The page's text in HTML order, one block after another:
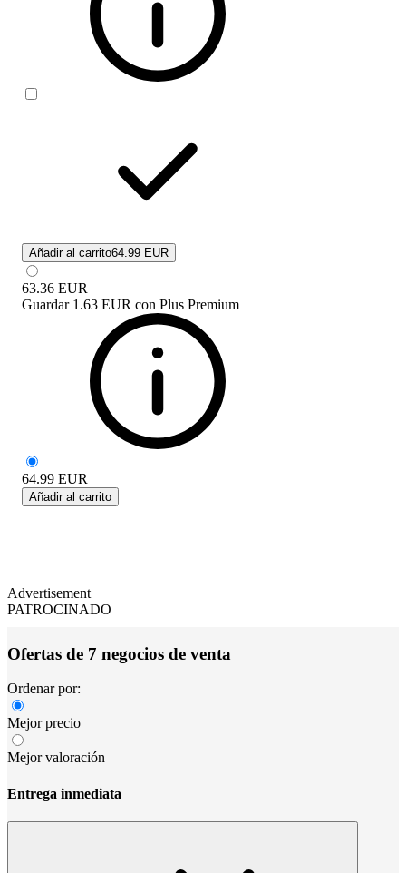
Añadir al carrito64.99 EUR
63.36 EUR
Guardar 1.63 EUR con Plus Premium
64.99 EUR
Añadir al carrito
Advertisement
PATROCINADO
Ofertas de 7 negocios de venta
Ordenar por:
Mejor precio
Mejor valoración
Entrega inmediata